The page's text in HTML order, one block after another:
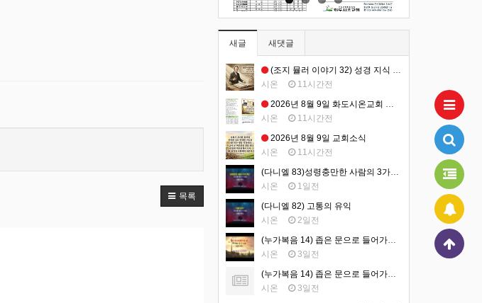
목록
새글 새댓글
(조지 뮬러 이야기 32) 성경 지식 연구원 설립 1
시온
11시간전
2026년 8월 9일 화도시온교회 주보
시온
11시간전
2026년 8월 9일 교회소식
시온
11시간전
(다니엘 83)성령충만한 사람의 3가지 특징
시온
1일전
(다니엘 82) 고통의 유익
시온
2일전
(누가복음 14) 좁은 문으로 들어가는 삶 (영상)
시온
3일전
(누가복음 14) 좁은 문으로 들어가는 삶 (설교문)
시온
3일전